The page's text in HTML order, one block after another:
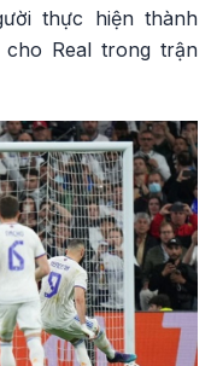
thực hiện thành
Real trong trận